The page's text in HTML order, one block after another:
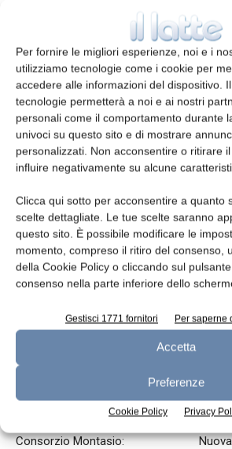
Per fornire le migliori esperienze, noi e i
utilizziamo tecnologie come i cookie per
accedere alle informazioni del dispositivo.
tecnologie permetterà a noi e ai nostri
personali come il comportamento durante
univoci su questo sito e di mostrare
personalizzati. Non acconsentire o ritirare
influire negativamente su alcune
Clicca qui sotto per acconsentire a quanto
scelte dettagliate. Le tue scelte saranno
questo sito. È possibile modificare le
momento, compreso il ritiro del consenso,
della Cookie Policy o cliccando sul
consenso nella parte inferiore dello
Gestisci 1771 fornitori Per saperne
Accetta
Preferenze
Cookie Policy Privacy
Il lancio in Gran Bretagna
nell’iconica “Wimbledon Queue”
partnership ufficiale di Lavazza
Championships, Wimbledon.
Oltre al mercato tedesco e
l’introduzione è già in corso, la
europei.
TAGS Müller RTD
Consorzio Montasio: